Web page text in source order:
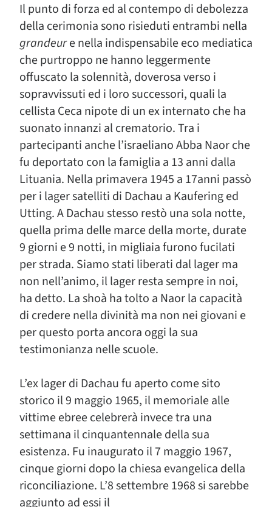
Il punto di forza ed al contempo di debolezza
della cerimonia sono risieduti entrambi nella
grandeure nella indispensabile eco mediatica
che purtroppo ne hanno leggermente
offuscato la solennità, doverosa verso i
sopravvissuti ed i loro successori, quali la
cellista Ceca nipote di un ex internato che ha
suonato innanzi al crematorio. Tra i
partecipanti anche l’israeliano Abba Naor che
fu deportato con la famiglia a 13 anni dalla
Lituania. Nella primavera 1945 a 17anni passò
per i lager satelliti di Dachau a Kaufering ed
Utting. A Dachau stesso restò una sola notte,
quella prima delle marce della morte, durate
9 giorni e 9 notti, in migliaia furono fucilati
per strada. Siamo stati liberati dal lager ma
non nell’animo, il lager resta sempre in noi,
ha detto. La shoà ha tolto a Naor la capacità
di credere nella divinità ma non nei giovani e
per questo porta ancora oggi la sua
testimonianza nelle scuole.
L’ex lager di Dachau fu aperto come sito
storico il 9 maggio 1965, il memoriale alle
vittime ebree celebrerà invece tra una
settimana il cinquantennale della sua
esistenza. Fu inaugurato il 7 maggio 1967,
cinque giorni dopo la chiesa evangelica della
riconciliazione. L’8 settembre 1968 si sarebbe
aggiunto ad essi il